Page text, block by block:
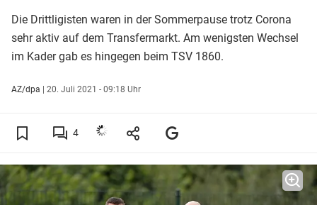
Die Drittligisten waren in der Sommerpause trotz Corona
sehr aktiv auf dem Transfermarkt. Am wenigsten Wechsel
im Kader gab es hingegen beim TSV 1860.
AZ/dpa | 20. Juli 2021 - 09:18 Uhr
4